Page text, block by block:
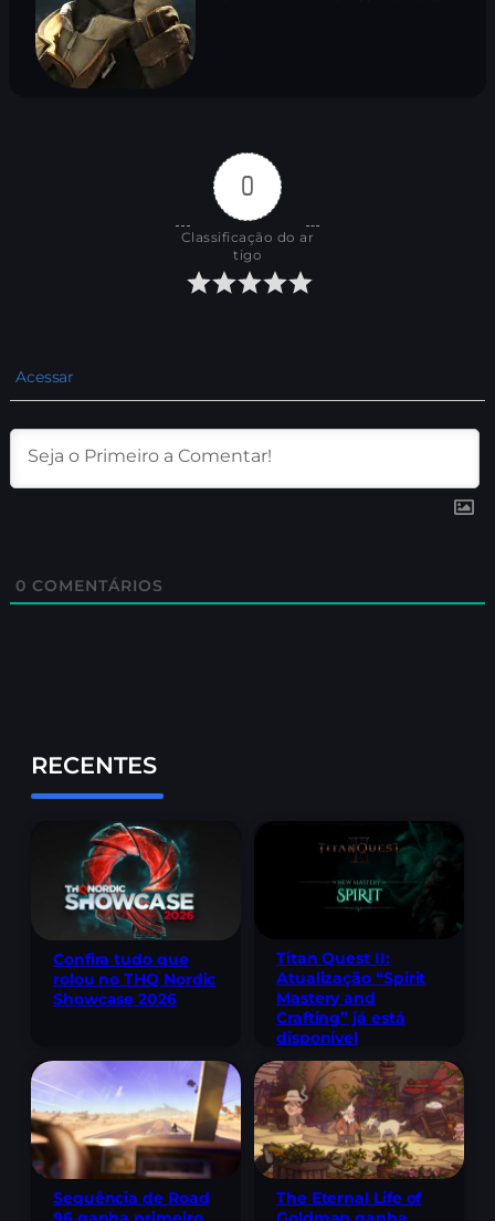
0
Classificação do ar
tigo
Acessar
0 COMENTÁRIOS
RECENTES
Confira tudo que
rolou no THQ Nordic
Showcase 2026
Titan Quest II:
Atualização “Spirit
Mastery and
Crafting” já está
disponível
Sequência de Road
The Eternal Life of